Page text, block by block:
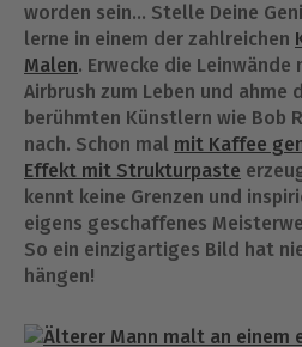
worden sein… Stelle Deine
lerne in einem der zahlreichen
Malen. Erwecke die
Airbrush zum Leben und ahme
berühmten Künstlern wie Bob
nach. Schon mal mit Kaffee
Effekt mit Strukturpaste
kennt keine Grenzen und
eigens geschaffenes
So ein einzigartiges Bild hat
hängen!